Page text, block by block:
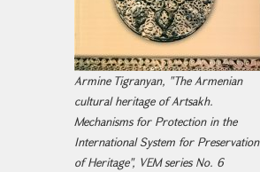
Armine Tigranyan, "The Armenian
cultural heritage of Artsakh.
Mechanisms for Protection in the
International System for Preservation
of Heritage", VEM series No. 6